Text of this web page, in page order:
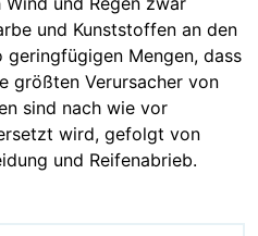
und Kunststoffen an den
Mengen, dass
größten Verursacher von
sind nach wie vor
wird, gefolgt von
und Reifenabrieb.